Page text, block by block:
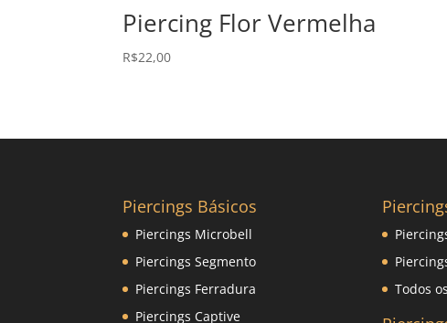
Piercing Flor Vermelha
R$22,00
Piercings Básicos
Piercings Microbell
Piercings Segmento
Piercings Ferradura
Piercings Captive
Todos